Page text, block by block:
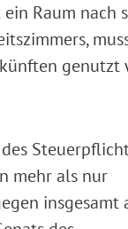
Raum nach
genutzt
mehr als nur
insgesamt